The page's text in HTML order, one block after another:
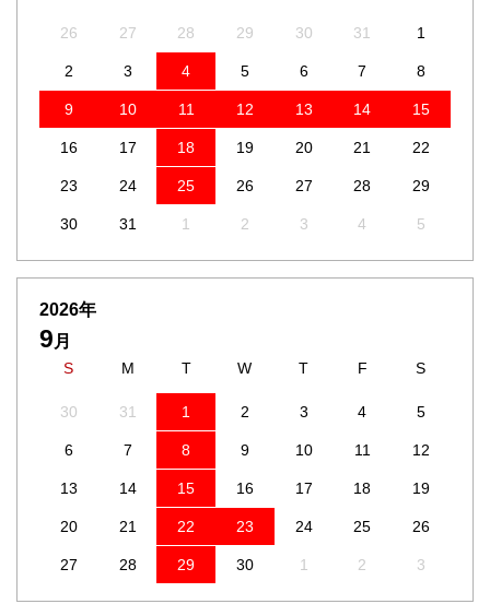
26 27 28 29 30 31 1
2 3 4 5 6 7 8
9 10 11 12 13 14 15
16 17 18 19 20 21 22
23 24 25 26 27 28 29
30 31 1 2 3 4 5
2026年
9 月
S M T W T F S
30 31 1 2 3 4 5
6 7 8 9 10 11 12
13 14 15 16 17 18 19
20 21 22 23 24 25 26
27 28 29 30 1 2 3